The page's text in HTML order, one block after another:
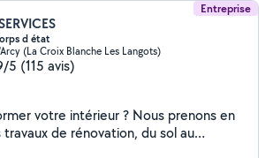
Entreprise
d état
(La Croix Blanche Les Langots)
5 (115 avis)
votre intérieur ? Nous prenons en
de rénovation, du sol au